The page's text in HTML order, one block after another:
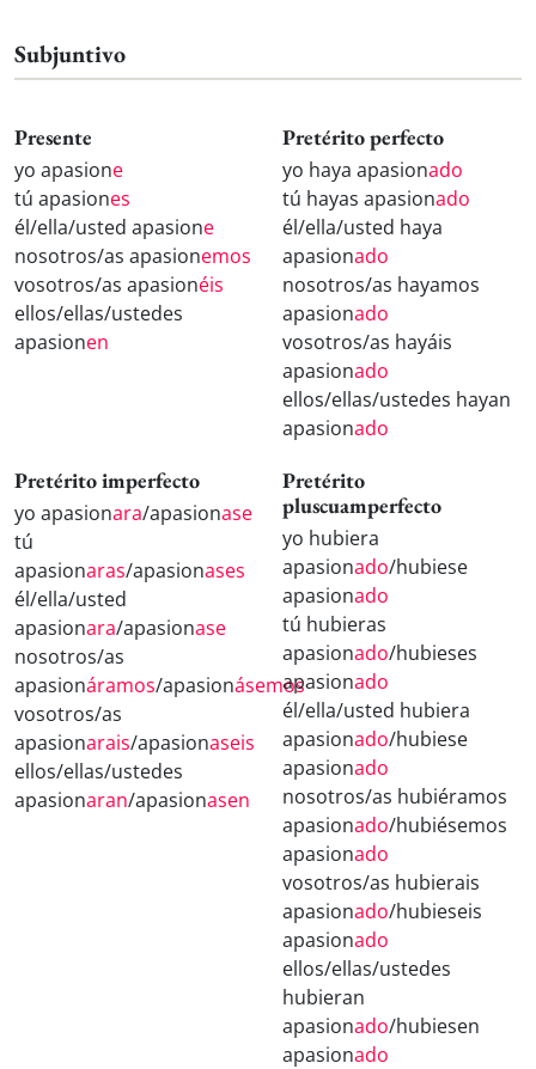
Subjuntivo
Presente
yo apasione
tú apasiones
él/ella/usted apasione
nosotros/as apasionemos
vosotros/as apasionéis
ellos/ellas/ustedes
apasionen
Pretérito perfecto
yo haya apasionado
tú hayas apasionado
él/ella/usted haya
apasionado
nosotros/as hayamos
apasionado
vosotros/as hayáis
apasionado
ellos/ellas/ustedes hayan
apasionado
Pretérito imperfecto
yo apasionara/apasionase
tú
apasionaras/apasionases
él/ella/usted
apasionara/apasionase
nosotros/as
apasionáramos/apasionásemos
vosotros/as
apasionarais/apasionaseis
ellos/ellas/ustedes
apasionaran/apasionasen
Pretérito
pluscuamperfecto
yo hubiera
apasionado/hubiese
apasionado
tú hubieras
apasionado/hubieses
apasionado
él/ella/usted hubiera
apasionado/hubiese
apasionado
nosotros/as hubiéramos
apasionado/hubiésemos
apasionado
vosotros/as hubierais
apasionado/hubieseis
apasionado
ellos/ellas/ustedes
hubieran
apasionado/hubiesen
apasionado